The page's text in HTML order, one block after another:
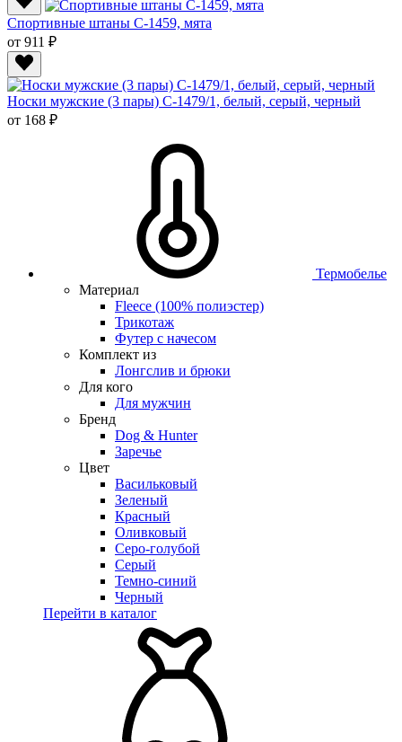
Спортивные штаны C-1459, мята
от 911 ₽
Носки мужские (3 пары) С-1479/1, белый, серый, черный
от 168 ₽
Термобелье
Материал
Fleece (100% полиэстер)
Трикотаж
Футер с начесом
Комплект из
Лонгслив и брюки
Для кого
Для мужчин
Бренд
Dog & Hunter
Заречье
Цвет
Васильковый
Зеленый
Красный
Оливковый
Серо-голубой
Серый
Темно-синий
Черный
Перейти в каталог